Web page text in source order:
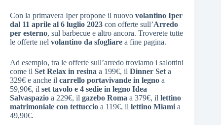
Con la primavera Iper propone il nuovo volantino Iper
dal 11 aprile al 6 luglio 2023 con offerte sull’Arredo
per esterno, sul barbecue e altro ancora. Troverete tutte
le offerte nel volantino da sfogliare a fine pagina.
Ad esempio, tra le offerte sull’arredo troviamo i salottini
come il Set Relax in resina a 199€, il Dinner Set a
329€ e anche il carrello portavivande in legno a
59,90€, il set tavolo e 4 sedie in legno Idea
Salvaspazio a 229€, il gazebo Roma a 379€, il lettino
matrimoniale con tettuccio a 119€, il lettino Miami a
49,90€.